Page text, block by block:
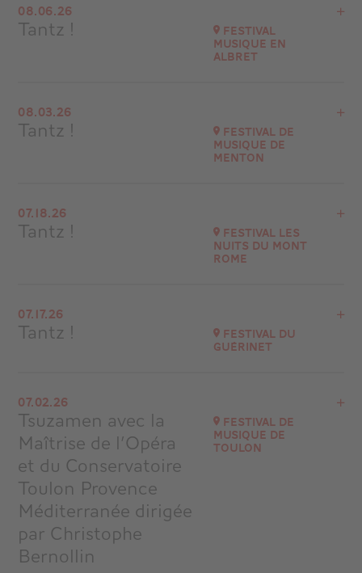
Château de Hautefort (24390)
08.06.26
Tantz ! Festival
Musique en
Albret
Nérac (47600)
08.03.26
Tantz ! Festival de
Musique de
Menton
Festival de Musique de Menton
at21H00
07.18.26
Tantz ! Festival Les
Nuits du Mont
Rome
71510 Saint-Sernin-du-Plain
07.17.26
Tantz ! Festival du
Guérinet
Chapelle d'Andelot (63260 Vensat)
at20H00
Go to site
07.02.26
Tsuzamen avec la
Maîtrise de l’Opéra
et du Conservatoire
Toulon Provence
Méditerranée dirigée
par Christophe
Bernollin
Festival de
musique de
Toulon